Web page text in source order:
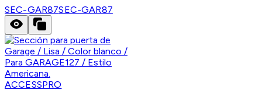
SEC-GAR87SEC-GAR87
ACCESSPRO